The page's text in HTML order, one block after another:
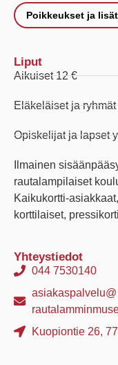
Poikkeukset ja
Liput
Aikuiset 12 €
Eläkeläiset ja
Opiskelijat ja lapset
Ilmainen
rautalampilaiset
Kaikukortti-
korttilaiset,
Yhteystiedot
044 7530140
asiakaspalvelu@
Kuopiontie 26,